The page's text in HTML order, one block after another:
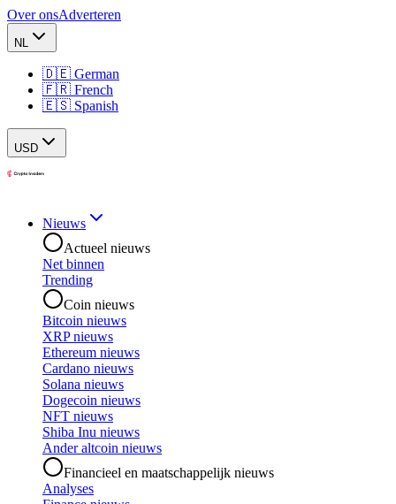
Over onsAdverteren
NL
🇩🇪 German
🇫🇷 French
🇪🇸 Spanish
USD
Nieuws
Actueel nieuws
Net binnen
Trending
Coin nieuws
Bitcoin nieuws
XRP nieuws
Ethereum nieuws
Cardano nieuws
Solana nieuws
Dogecoin nieuws
NFT nieuws
Shiba Inu nieuws
Ander altcoin nieuws
Financieel en maatschappelijk nieuws
Analyses